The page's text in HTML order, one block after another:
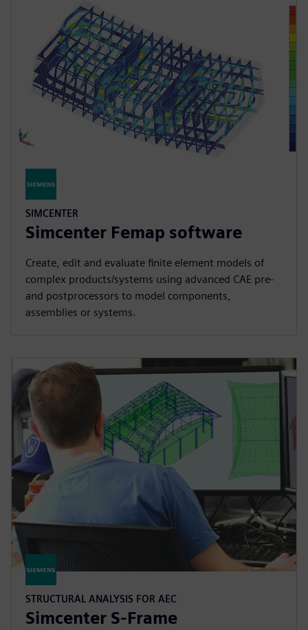
SIMCENTER
Simcenter Femap software
Create, edit and evaluate finite element models of
complex products/systems using advanced CAE pre-
and postprocessors to model components,
assemblies or systems.
STRUCTURAL ANALYSIS FOR AEC
Simcenter S-Frame